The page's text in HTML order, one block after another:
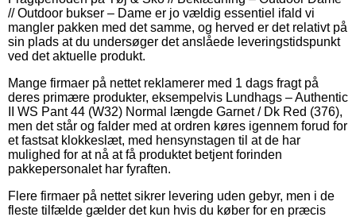
// Outdoor bukser – Dame er jo vældig essentiel ifald vi
mangler pakken med det samme, og herved er det relativt på
sin plads at du undersøger det anslåede leveringstidspunkt
ved det aktuelle produkt.
Mange firmaer på nettet reklamerer med 1 dags fragt på
deres primære produkter, eksempelvis Lundhags – Authentic
II WS Pant 44 (W32) Normal længde Garnet / Dk Red (376),
men det står og falder med at ordren køres igennem forud for
et fastsat klokkeslæt, med hensynstagen til at de har
mulighed for at nå at få produktet betjent forinden
pakkepersonalet har fyraften.
Flere firmaer på nettet sikrer levering uden gebyr, men i de
fleste tilfælde gælder det kun hvis du køber for en præcis